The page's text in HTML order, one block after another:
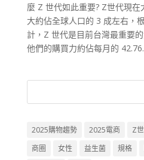
麼 Z 世代如此重要? Z世代現
大約佔全球人口的 3 成左右，
計，Z 世代是目前台灣最重要
他們的購買力約佔每月的
2025購物趨勢 2025電商 Z
商圈
女性 益生菌 規格